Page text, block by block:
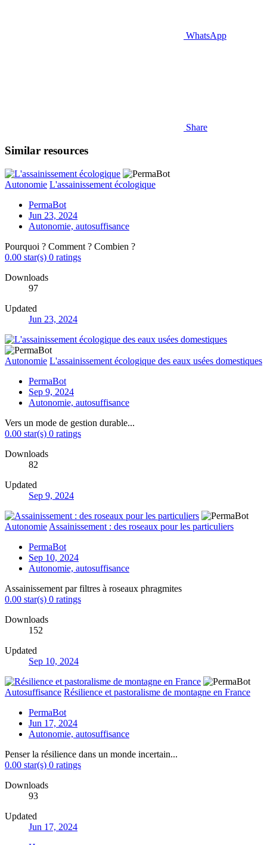
WhatsApp
Share
Similar resources
Autonomie L'assainissement écologique
PermaBot
Jun 23, 2024
Autonomie, autosuffisance
Pourquoi ? Comment ? Combien ?
0.00 star(s) 0 ratings
Downloads
97
Updated
Jun 23, 2024
Autonomie L'assainissement écologique des eaux usées domestiques
PermaBot
Sep 9, 2024
Autonomie, autosuffisance
Vers un mode de gestion durable...
0.00 star(s) 0 ratings
Downloads
82
Updated
Sep 9, 2024
Autonomie Assainissement : des roseaux pour les particuliers
PermaBot
Sep 10, 2024
Autonomie, autosuffisance
Assainissement par filtres à roseaux phragmites
0.00 star(s) 0 ratings
Downloads
152
Updated
Sep 10, 2024
Autosuffisance Résilience et pastoralisme de montagne en France
PermaBot
Jun 17, 2024
Autonomie, autosuffisance
Penser la résilience dans un monde incertain...
0.00 star(s) 0 ratings
Downloads
93
Updated
Jun 17, 2024